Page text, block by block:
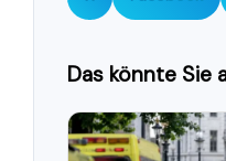
Das könnte Sie